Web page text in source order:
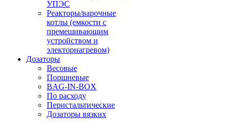
УПЭС
Реакторы/варочные
котлы (емкости с
премешивающим
устройством и
электорнагревом)
Дозаторы
Весовые
Поршневые
BAG-IN-BOX
По расходу
Перистальтические
Дозаторы вязких